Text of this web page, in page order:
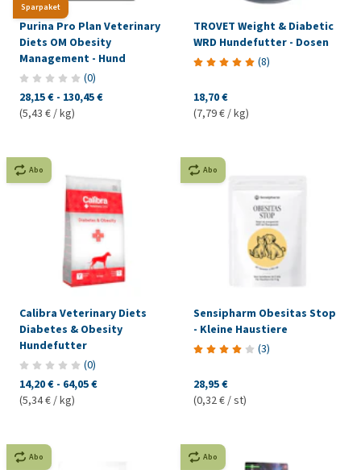
Sparpaket
Purina Pro Plan Veterinary
Diets OM Obesity
Management - Hund
(0)
28,15 € - 130,45 €
(5,43 € / kg)
TROVET Weight & Diabetic
WRD Hundefutter - Dosen
(8)
18,70 €
(7,79 € / kg)
Abo
Calibra Veterinary Diets
Diabetes & Obesity
Hundefutter
(0)
14,20 € - 64,05 €
(5,34 € / kg)
Abo
Sensipharm Obesitas Stop
- Kleine Haustiere
(3)
28,95 €
(0,32 € / st)
Abo Abo